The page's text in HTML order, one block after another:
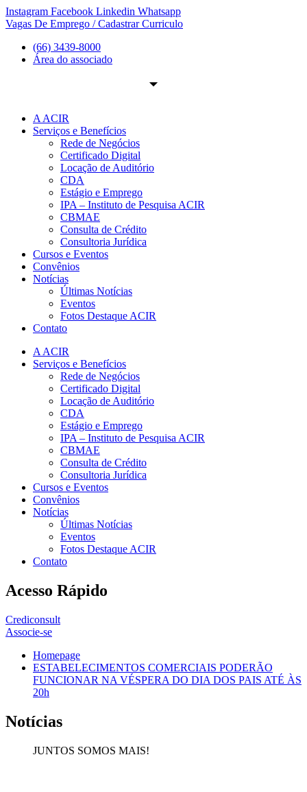
Ir
para
conteúdo
Instagram Facebook Linkedin Whatsapp
Vagas De Emprego / Cadastrar Curriculo
(66) 3439-8000
Área do associado
A ACIR
Serviços e Benefícios
Rede de Negócios
Certificado Digital
Locação de Auditório
CDA
Estágio e Emprego
IPA – Instituto de Pesquisa ACIR
CBMAE
Consulta de Crédito
Consultoria Jurídica
Cursos e Eventos
Convênios
Notícias
Últimas Notícias
Eventos
Fotos Destaque ACIR
Contato
A ACIR
Serviços e Benefícios
Rede de Negócios
Certificado Digital
Locação de Auditório
CDA
Estágio e Emprego
IPA – Instituto de Pesquisa ACIR
CBMAE
Consulta de Crédito
Consultoria Jurídica
Cursos e Eventos
Convênios
Notícias
Últimas Notícias
Eventos
Fotos Destaque ACIR
Contato
Acesso Rápido
Crediconsult
Associe-se
Homepage
ESTABELECIMENTOS COMERCIAIS PODERÃO
FUNCIONAR NA VÉSPERA DO DIA DOS PAIS ATÉ ÀS
20h
Notícias
JUNTOS SOMOS MAIS!